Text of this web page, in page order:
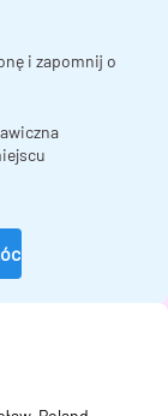
i zapomnij o